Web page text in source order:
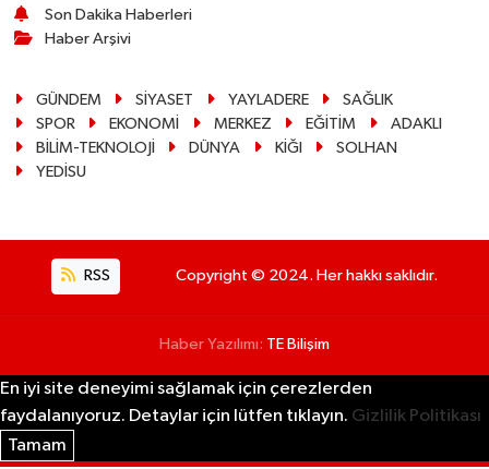
Son Dakika Haberleri
Haber Arşivi
GÜNDEM SİYASET YAYLADERE
SAĞLIK
SPOR
EKONOMİ MERKEZ EĞİTİM
ADAKLI
BİLİM-TEKNOLOJİ
DÜNYA KİĞI
SOLHAN
YEDİSU
RSS Copyright © 2024. Her hakkı saklıdır.
Haber Yazılımı: TE Bilişim
En iyi site deneyimi sağlamak için çerezlerden
faydalanıyoruz. Detaylar için lütfen tıklayın. Gizlilik Politikası
Tamam